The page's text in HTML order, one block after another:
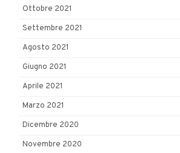
Ottobre 2021
Settembre 2021
Agosto 2021
Giugno 2021
Aprile 2021
Marzo 2021
Dicembre 2020
Novembre 2020